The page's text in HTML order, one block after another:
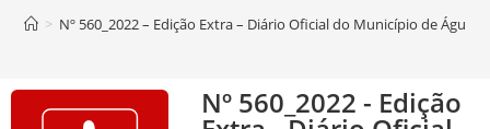
> Nº 560_2022 – Edição Extra – Diário Oficial do Município de Água
Nº 560_2022 - Edição